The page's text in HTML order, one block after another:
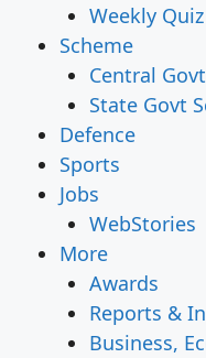
Weekly Quiz
Scheme
Central
State Govt
Defence
Sports
Jobs
WebStories
More
Awards
Reports &
Business,